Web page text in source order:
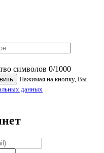
символов 0/1000
Нажимая на кнопку, Вы
данных